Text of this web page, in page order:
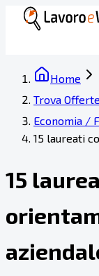
Home
Trova Offerte
Economia /
15 laureati
15